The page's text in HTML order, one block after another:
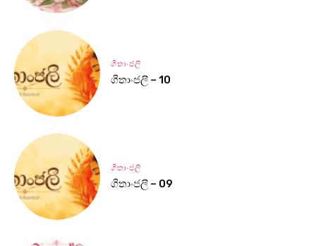
ගීතාංජලී
ගීතාංජලී – 10
ගීතාංජලී
ගීතාංජලී – 09